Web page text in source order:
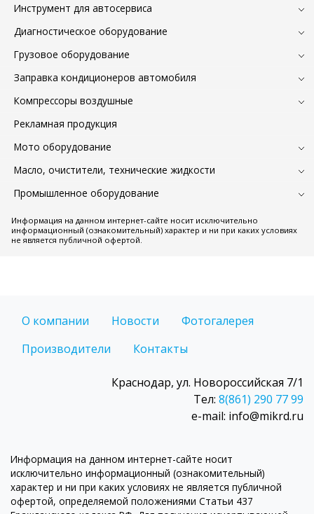
Инструмент для автосервиса
Диагностическое оборудование
Грузовое оборудование
Заправка кондиционеров автомобиля
Компрессоры воздушные
Рекламная продукция
Мото оборудование
Масло, очистители, технические жидкости
Промышленное оборудование
Информация на данном интернет-сайте носит исключительно
информационный (ознакомительный) характер и ни при каких условиях
не является публичной офертой.
О компании Новости
Фотогалерея
Производители
Контакты
Краснодар, ул. Новороссийская 7/1
Тел: 8(861) 290 77 99
e-mail: info@mikrd.ru
Информация на данном интернет-сайте носит
исключительно информационный (ознакомительный)
характер и ни при каких условиях не является публичной
офертой, определяемой положениями Статьи 437